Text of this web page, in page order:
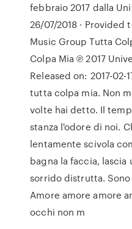
febbraio 2017 dalla
26/07/2018 · Provided
Music Group Tutta
Colpa Mia ℗ 2017
Released on: 2017-02-
tutta colpa mia. Non
volte hai detto. Il
stanza l'odore di noi.
lentamente scivola
bagna la faccia,
sorrido distrutta.
Amore amore amore
occhi non m